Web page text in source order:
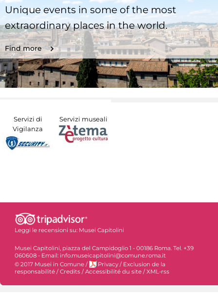
Unique events in some of the most
extraordinary places in the world.
Find more
Servizi di
Vigilanza
Servizi museali
Leggi le recensioni su: Musei Capitolini
Musei Capitolini, piazza del Campidoglio 1 - 00186 Roma. Tel. +39
060608 - Email: info.museicapitolini@comune.roma.it
© 2017 Musei in Comune / Privacy / Exclusion de la
responsabilité /Credits /Accessibilité du site /XML-rss